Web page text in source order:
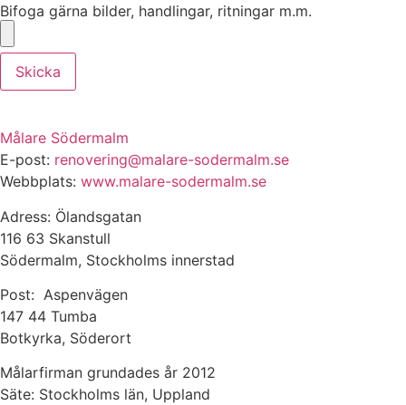
Bifoga gärna bilder, handlingar, ritningar m.m.
Skicka
Målare Södermalm
E-post: renovering@malare-sodermalm.se
Webbplats: www.malare-sodermalm.se
Adress: Ölandsgatan
116 63 Skanstull
Södermalm, Stockholms innerstad
Post: Aspenvägen
147 44 Tumba
Botkyrka, Söderort
Målarfirman grundades år 2012
Säte: Stockholms län, Uppland